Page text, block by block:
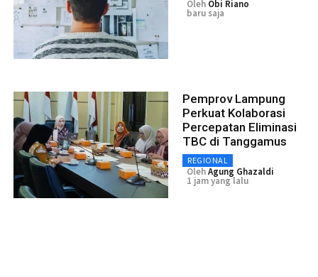
Oleh Obi Riano
baru saja
Pemprov Lampung
Perkuat Kolaborasi
Percepatan Eliminasi
TBC di Tanggamus
REGIONAL
OlehAgung Ghazaldi
1 jam yang lalu